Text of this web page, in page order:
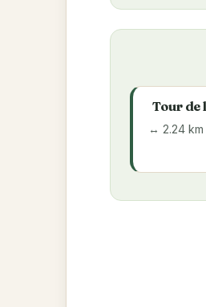
Tour de
↔ 2.24 km